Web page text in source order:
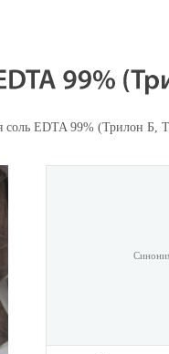
соль EDTA 99% (Трилон Б,